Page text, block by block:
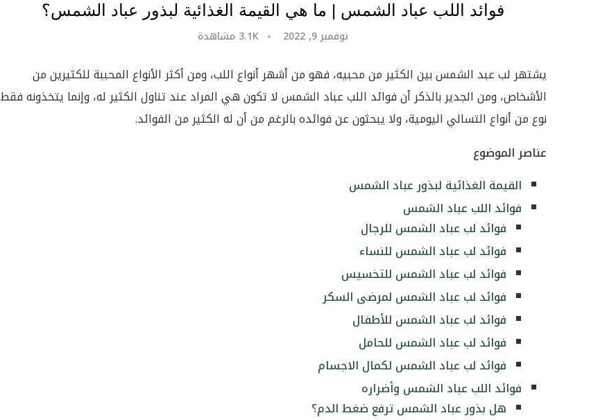
فوائد اللب عباد الشمس | ما هي القيمة الغذائية لبذور عباد الشمس؟
نوفمبر 9, 2022
3.1K مشاهدة
يشتهر لب عبد الشمس بين الكثير من محبيه، فهو من أشهر أنواع اللب، ومن أكثر الأنواع المحببة للكثيرين من
الأشخاص، ومن الجدير بالذكر أن فوائد اللب عباد الشمس لا تكون هي المراد عند تناول الكثير له، وإنما يتخذونه فقط
نوع من أنواع التسالي اليومية، ولا يبحثون عن فوائده بالرغم من أن له الكثير من الفوائد.
عناصر الموضوع
القيمة الغذائية لبذور عباد الشمس
فوائد اللب عباد الشمس
فوائد لب عباد الشمس للرجال
فوائد لب عباد الشمس للنساء
فوائد لب عباد الشمس للتخسيس
فوائد لب عباد الشمس لمرضى السكر
فوائد لب عباد الشمس للأطفال
فوائد لب عباد الشمس للحامل
فوائد لب عباد الشمس لكمال الاجسام
فوائد اللب عباد الشمس وأضراره
هل بذور عباد الشمس ترفع ضغط الدم؟